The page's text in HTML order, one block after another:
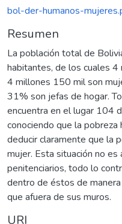
bol-der-humanos-
Resumen
La población total de
habitantes, de los cuales
4 millones 150 mil son
31% son jefas de hogar.
encuentra en el lugar 104
conociendo que la
deducir claramente que la
mujer. Esta situación no
penitenciarios, todo lo
dentro de éstos de
que afuera de sus muros.
URI